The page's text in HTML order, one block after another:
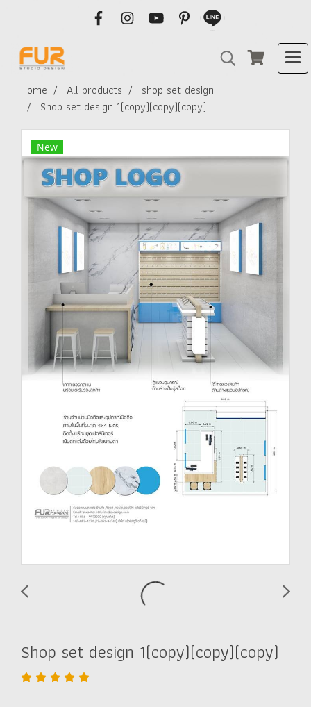
Home All products
shop set design
Shop set design 1(copy)(copy)(copy)
New
Shop set design 1(copy)(copy)(copy)